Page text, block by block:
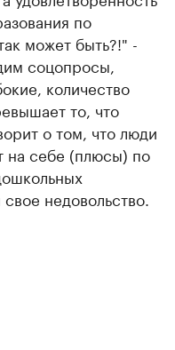
по
может быть?!" -
соцопросы,
количество
то, что
о том, что люди
на себе (плюсы) по
недовольство.